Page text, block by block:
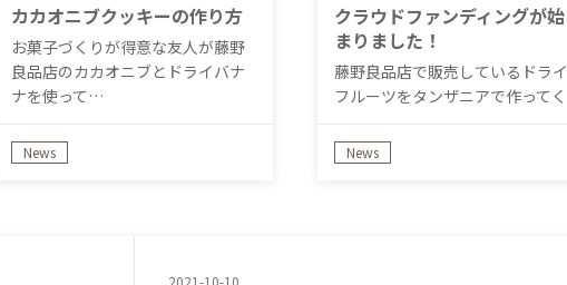
カカオニブクッキーの作り方
お菓子づくりが得意な友人が藤野
良品店のカカオニブとドライバナ
ナを使って…
News
クラウドファンディングが始
まりました！
藤野良品店で販売しているドライ
フルーツをタンザニアで作ってく
News
2021-10-10